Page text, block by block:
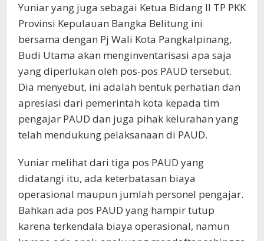
Yuniar yang juga sebagai Ketua Bidang II TP PKK
Provinsi Kepulauan Bangka Belitung ini
bersama dengan Pj Wali Kota Pangkalpinang,
Budi Utama akan menginventarisasi apa saja
yang diperlukan oleh pos-pos PAUD tersebut.
Dia menyebut, ini adalah bentuk perhatian dan
apresiasi dari pemerintah kota kepada tim
pengajar PAUD dan juga pihak kelurahan yang
telah mendukung pelaksanaan di PAUD.
Yuniar melihat dari tiga pos PAUD yang
didatangi itu, ada keterbatasan biaya
operasional maupun jumlah personel pengajar.
Bahkan ada pos PAUD yang hampir tutup
karena terkendala biaya operasional, namun